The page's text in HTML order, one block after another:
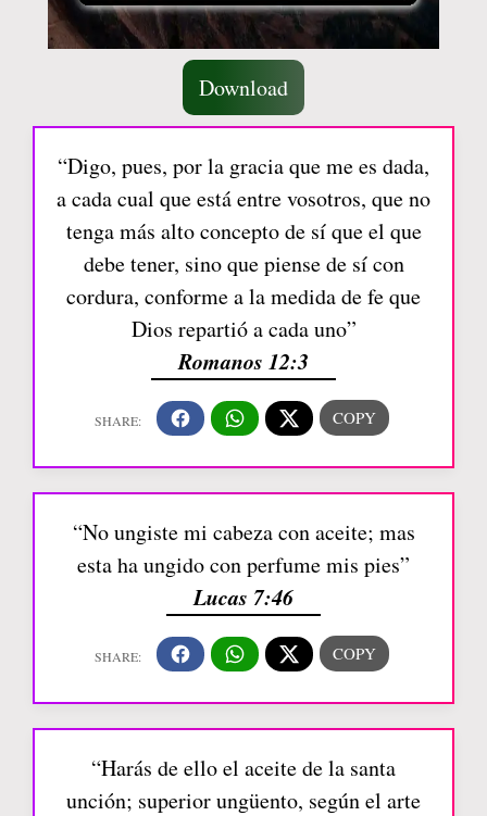
Download
“Digo, pues, por la gracia que me es dada,
a cada cual que está entre vosotros, que no
tenga más alto concepto de sí que el que
debe tener, sino que piense de sí con
cordura, conforme a la medida de fe que
Dios repartió a cada uno”
Romanos 12:3
“No ungiste mi cabeza con aceite; mas
esta ha ungido con perfume mis pies”
Lucas 7:46
“Harás de ello el aceite de la santa
unción; superior ungüento, según el arte